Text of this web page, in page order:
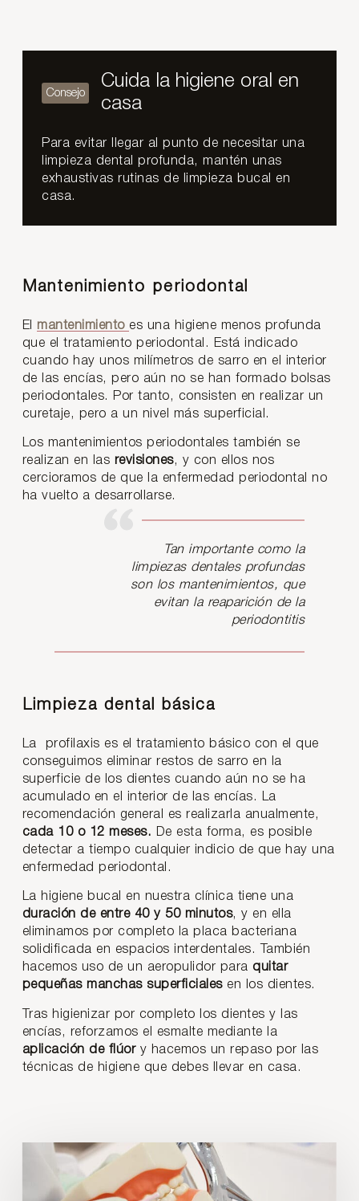
Cuida la higiene oral en
casa
Para evitar llegar al punto de necesitar una
limpieza dental profunda, mantén unas
exhaustivas rutinas de limpieza bucal en
casa.
Mantenimiento periodontal
El mantenimiento es una higiene menos profunda
que el tratamiento periodontal. Está indicado
cuando hay unos milímetros de sarro en el interior
de las encías, pero aún no se han formado bolsas
periodontales. Por tanto, consisten en realizar un
curetaje, pero a un nivel más superficial.
Los mantenimientos periodontales también se
realizan en las revisiones, y con ellos nos
cercioramos de que la enfermedad periodontal no
ha vuelto a desarrollarse.
Tan importante como la
limpiezas dentales profundas
son los mantenimientos, que
evitan la reaparición de la
periodontitis
Limpieza dental básica
La profilaxis es el tratamiento básico con el que
conseguimos eliminar restos de sarro en la
superficie de los dientes cuando aún no se ha
acumulado en el interior de las encías. La
recomendación general es realizarla anualmente,
cada 10 o 12 meses. De esta forma, es posible
detectar a tiempo cualquier indicio de que hay una
enfermedad periodontal.
La higiene bucal en nuestra clínica tiene una
duración de entre 40 y 50 minutos, y en ella
eliminamos por completo la placa bacteriana
solidificada en espacios interdentales. También
hacemos uso de un aeropulidor para quitar
pequeñas manchas superficialesen los dientes.
Tras higienizar por completo los dientes y las
encías, reforzamos el esmalte mediante la
aplicación de flúor y hacemos un repaso por las
técnicas de higiene que debes llevar en casa.